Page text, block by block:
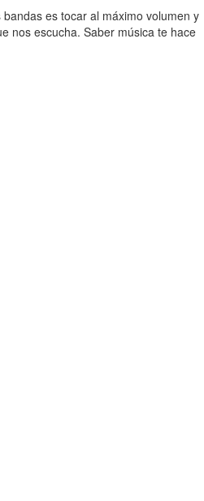
es tocar al máximo volumen y
nos escucha. Saber música te hace